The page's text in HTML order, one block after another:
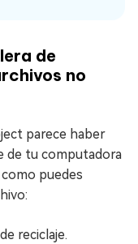
de
no
parece haber
de tu computadora
puedes
reciclaje.